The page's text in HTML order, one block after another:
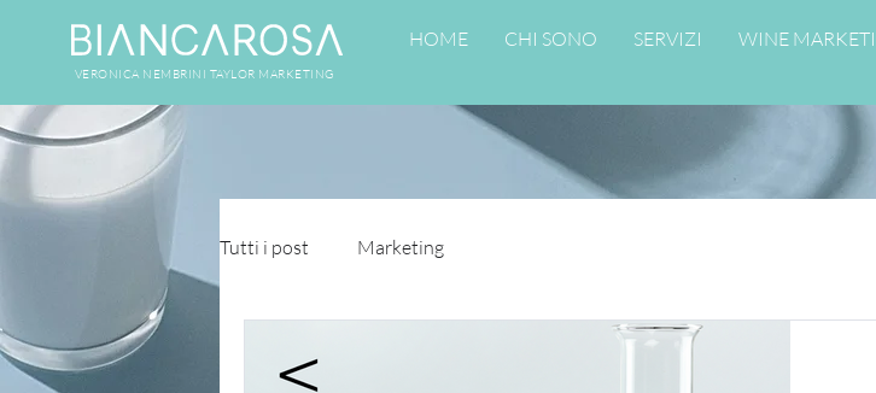
VERONICA NEMBRINI TAYLOR MARKETING
HOME CHI SONO SERVIZI WINE
Tutti i post Marketing